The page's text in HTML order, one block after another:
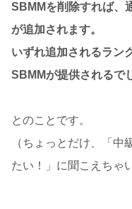
SBMMを削除すれば、
が追加されます。
いずれ追加されるラン
SBMMが提供されるで
とのことです。
（ちょっとだけ、「中
たい！」に聞こえちゃ